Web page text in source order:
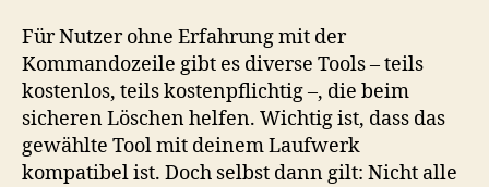
Für Nutzer ohne Erfahrung mit der
Kommandozeile gibt es diverse Tools – teils
kostenlos, teils kostenpflichtig –, die beim
sicheren Löschen helfen. Wichtig ist, dass das
gewählte Tool mit deinem Laufwerk
kompatibel ist. Doch selbst dann gilt: Nicht alle